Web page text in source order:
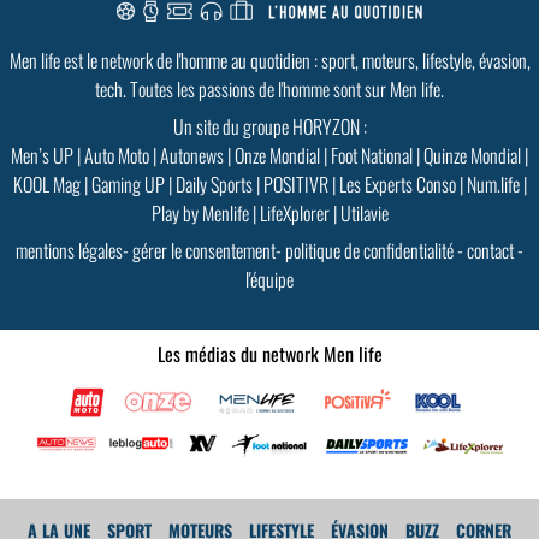
Men life est le network de l'homme au quotidien : sport, moteurs, lifestyle, évasion,
tech. Toutes les passions de l'homme sont sur Men life.
Un site du groupe HORYZON :
Men’s UP|Auto Moto|Autonews|Onze Mondial|Foot National|Quinze Mondial|
KOOL Mag|Gaming UP|Daily Sports|POSITIVR|Les Experts Conso|Num.life|
Play by Menlife|LifeXplorer|Utilavie
mentions légales-gérer le consentement-politique de confidentialité-contact-
l'équipe
Les médias du network Men life
A LA UNE SPORT MOTEURS LIFESTYLE ÉVASION BUZZ CORNER